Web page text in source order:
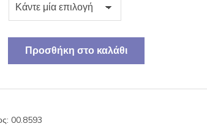
Προσθήκη στο καλάθι
00.8593